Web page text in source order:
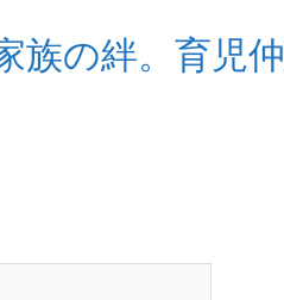
族の絆。育児